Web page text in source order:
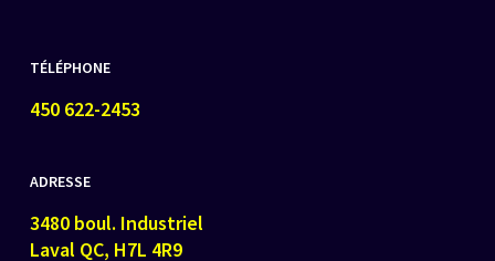
TÉLÉPHONE
450 622-2453
ADRESSE
3480 boul. Industriel
Laval QC, H7L 4R9